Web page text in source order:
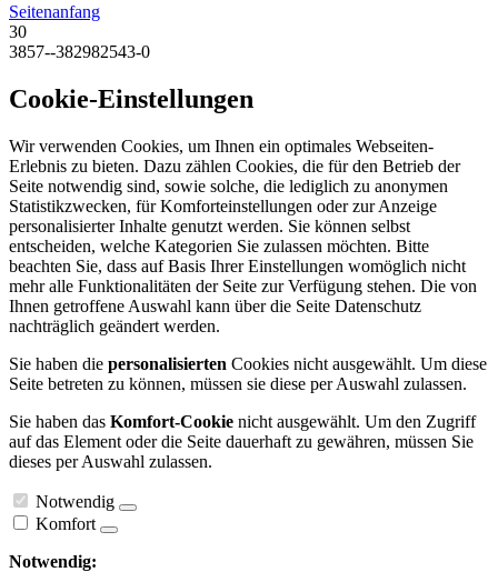
Seitenanfang
30
3857--382982543-0
Cookie-Einstellungen
Wir verwenden Cookies, um Ihnen ein optimales Webseiten-
Erlebnis zu bieten. Dazu zählen Cookies, die für den Betrieb der
Seite notwendig sind, sowie solche, die lediglich zu anonymen
Statistikzwecken, für Komforteinstellungen oder zur Anzeige
personalisierter Inhalte genutzt werden. Sie können selbst
entscheiden, welche Kategorien Sie zulassen möchten. Bitte
beachten Sie, dass auf Basis Ihrer Einstellungen womöglich nicht
mehr alle Funktionalitäten der Seite zur Verfügung stehen. Die von
Ihnen getroffene Auswahl kann über die Seite Datenschutz
nachträglich geändert werden.
Sie haben die personalisierten Cookies nicht ausgewählt. Um diese
Seite betreten zu können, müssen sie diese per Auswahl zulassen.
Sie haben das Komfort-Cookie nicht ausgewählt. Um den Zugriff
auf das Element oder die Seite dauerhaft zu gewähren, müssen Sie
dieses per Auswahl zulassen.
Notwendig
Komfort
Notwendig: